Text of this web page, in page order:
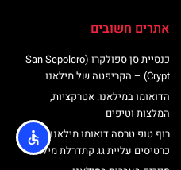
אתרים חשובים
כנסיית סן ספולקרו (San Sepolcro
Crypt) – הקריפטה של מילאנו
הדואומו במילאנו: אטרקציות,
המלצות וטיפים
רוף טופ טרסה דואומו מילאנו –
כרטיסים עליית גג קתדרלת מילאנו